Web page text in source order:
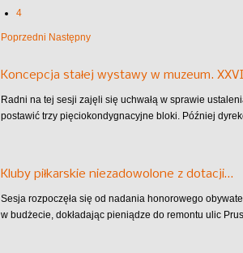
4
Poprzedni Następny
Koncepcja stałej wystawy w muzeum.
Radni na tej sesji zajęli się uchwałą w sprawie
postawić trzy pięciokondygnacyjne bloki. Później
Kluby piłkarskie niezadowolone z dotacji…
Sesja rozpoczęła się od nadania honorowego
w budżecie, dokładając pieniądze do remontu ulic